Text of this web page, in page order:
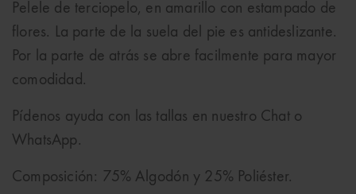
Pelele de terciopelo, en amarillo con estampado de
flores. La parte de la suela del pie es antideslizante.
Por la parte de atrás se abre facilmente para mayor
comodidad.
Pídenos ayuda con las tallas en nuestro Chat o
WhatsApp.
Composición: 75% Algodón y 25% Poliéster.